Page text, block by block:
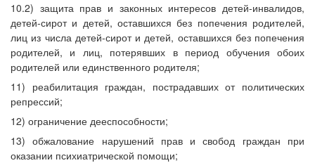
10.2) защита прав и законных интересов детей-инвалидов,
детей-сирот и детей, оставшихся без попечения родителей,
лиц из числа детей-сирот и детей, оставшихся без попечения
родителей, и лиц, потерявших в период обучения обоих
родителей или единственного родителя;
11) реабилитация граждан, пострадавших от политических
репрессий;
12) ограничение дееспособности;
13) обжалование нарушений прав и свобод граждан при
оказании психиатрической помощи;